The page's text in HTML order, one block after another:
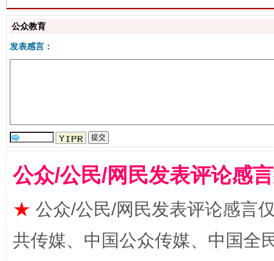
公众教育
发表感言：
公众/公民/网民发表评论感
★ 公众/公民/网民发表评论感言
共传媒、中国公众传媒、中国全